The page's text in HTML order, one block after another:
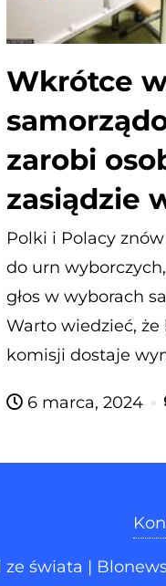
Wkrótce
zarobi
zasiądzie
Polki i Polacy
do urn
głos w wyborach
Warto wiedzieć, że
komisji dostaje
6 marca, 2024
świata |